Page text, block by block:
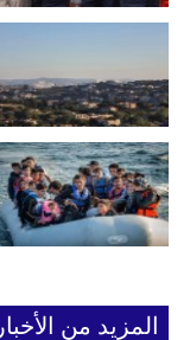
المزيد من الأخبار